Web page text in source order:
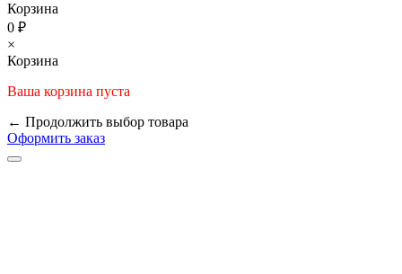
Корзина
0 ₽
×
Корзина
Ваша корзина пуста
← Продолжить выбор товара
Оформить заказ